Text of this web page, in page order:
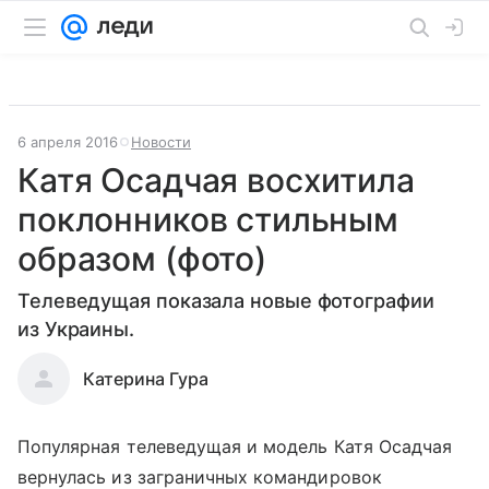
6 апреля 2016 Новости
Катя Осадчая восхитила
поклонников стильным
образом (фото)
Телеведущая показала новые фотографии
из Украины.
Катерина Гура
Популярная телеведущая и модель Катя Осадчая
вернулась из заграничных командировок